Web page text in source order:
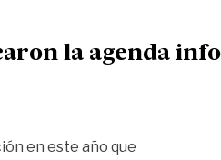
la agenda
en este año que